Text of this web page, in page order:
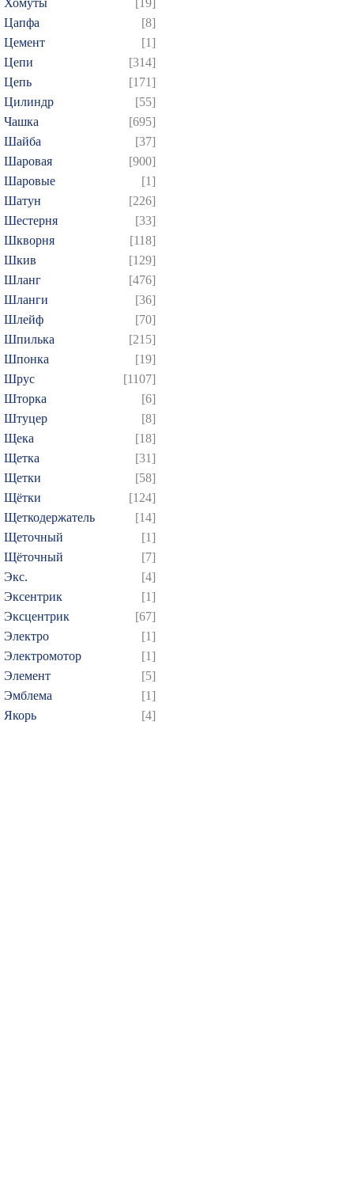
Хомуты
[19]
Цапфа
[8]
Цемент
[1]
Цепи
[314]
Цепь
[171]
Цилиндр
[55]
Чашка
[695]
Шайба
[37]
Шаровая
[900]
Шаровые
[1]
Шатун
[226]
Шестерня
[33]
Шкворня
[118]
Шкив
[129]
Шланг
[476]
Шланги
[36]
Шлейф
[70]
Шпилька
[215]
Шпонка
[19]
Шрус
[1107]
Шторка
[6]
Штуцер
[8]
Щека
[18]
Щетка
[31]
Щетки
[58]
Щётки
[124]
Щеткодержатель
[14]
Щеточный
[1]
Щёточный
[7]
Экс.
[4]
Эксентрик
[1]
Эксцентрик
[67]
Электро
[1]
Электромотор
[1]
Элемент
[5]
Эмблема
[1]
Якорь
[4]